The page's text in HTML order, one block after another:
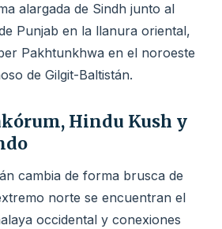
alargada de Sindh junto al
Punjab en la llanura oriental,
Pakhtunkhwa en el noroeste
de Gilgit-Baltistán.
Hindu Kush y
cambia de forma brusca de
norte se encuentran el
occidental y conexiones